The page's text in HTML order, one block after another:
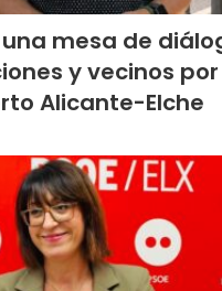
una mesa de
y vecinos
Alicante-Elche